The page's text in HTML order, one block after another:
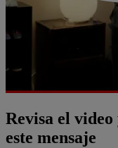
Revisa el
este mensaje